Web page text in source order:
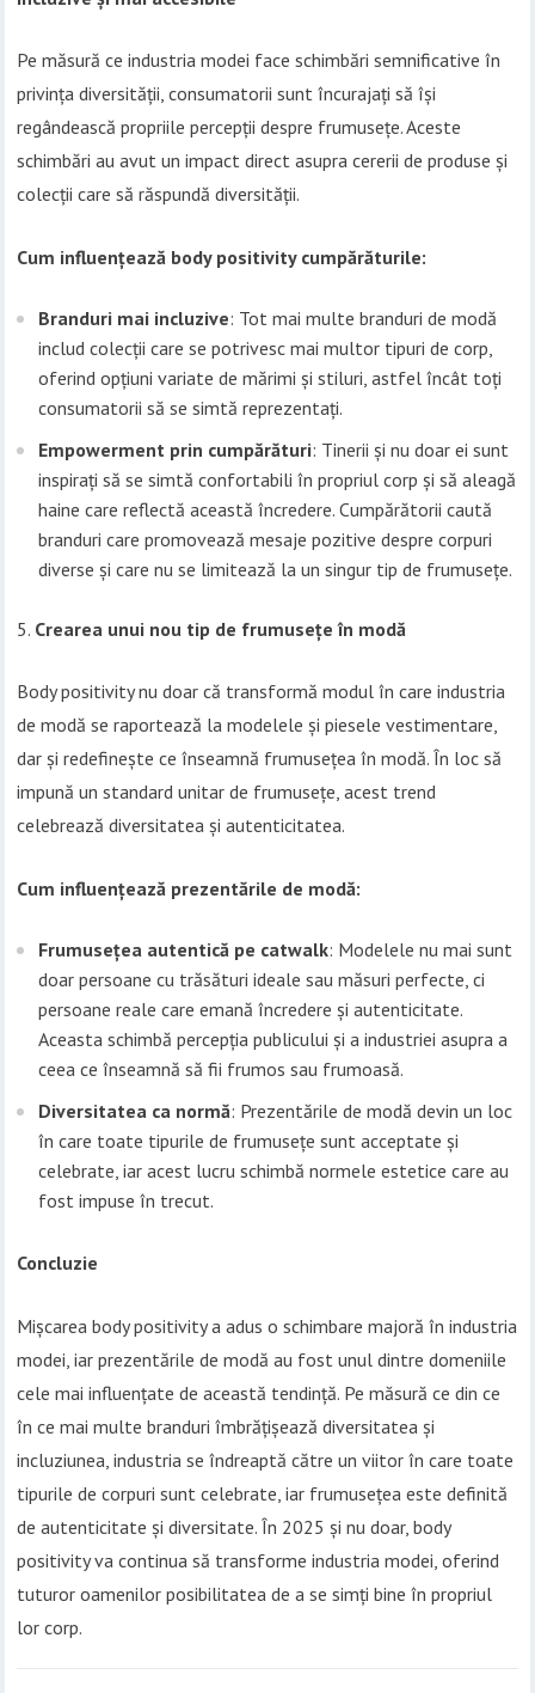
Pe măsură ce industria modei face schimbări semnificative în
privința diversității, consumatorii sunt încurajați să își
regândească propriile percepții despre frumusețe. Aceste
schimbări au avut un impact direct asupra cererii de produse și
colecții care să răspundă diversității.
Cum influențează body positivity cumpărăturile:
Branduri mai incluzive: Tot mai multe branduri de modă
includ colecții care se potrivesc mai multor tipuri de corp,
oferind opțiuni variate de mărimi și stiluri, astfel încât toți
consumatorii să se simtă reprezentați.
Empowerment prin cumpărături: Tinerii și nu doar ei sunt
inspirați să se simtă confortabili în propriul corp și să aleagă
haine care reflectă această încredere. Cumpărătorii caută
branduri care promovează mesaje pozitive despre corpuri
diverse și care nu se limitează la un singur tip de frumusețe.
Crearea unui nou tip de frumusețe în modă
Body positivity nu doar că transformă modul în care industria
de modă se raportează la modelele și piesele vestimentare,
dar și redefinește ce înseamnă frumusețea în modă. În loc să
impună un standard unitar de frumusețe, acest trend
celebrează diversitatea și autenticitatea.
Cum influențează prezentările de modă:
Frumusețea autentică pe catwalk: Modelele nu mai sunt
doar persoane cu trăsături ideale sau măsuri perfecte, ci
persoane reale care emană încredere și autenticitate.
Aceasta schimbă percepția publicului și a industriei asupra a
ceea ce înseamnă să fii frumos sau frumoasă.
Diversitatea ca normă: Prezentările de modă devin un loc
în care toate tipurile de frumusețe sunt acceptate și
celebrate, iar acest lucru schimbă normele estetice care au
fost impuse în trecut.
Concluzie
Mișcarea body positivity a adus o schimbare majoră în industria
modei, iar prezentările de modă au fost unul dintre domeniile
cele mai influențate de această tendință. Pe măsură ce din ce
în ce mai multe branduri îmbrățișează diversitatea și
incluziunea, industria se îndreaptă către un viitor în care toate
tipurile de corpuri sunt celebrate, iar frumusețea este definită
de autenticitate și diversitate. În 2025 și nu doar, body
positivity va continua să transforme industria modei, oferind
tuturor oamenilor posibilitatea de a se simți bine în propriul
lor corp.